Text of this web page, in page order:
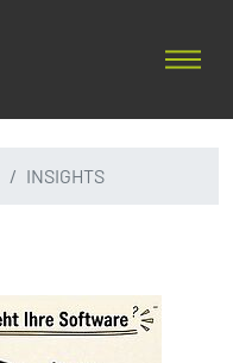
INSIGHTS